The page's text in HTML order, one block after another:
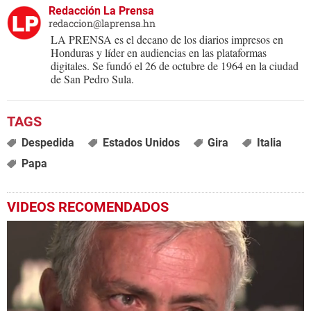
Redacción La Prensa
redaccion@laprensa.hn
LA PRENSA es el decano de los diarios impresos en
Honduras y líder en audiencias en las plataformas
digitales. Se fundó el 26 de octubre de 1964 en la ciudad
de San Pedro Sula.
Despedida Estados Unidos Gira
Italia
Papa
VIDEOS RECOMENDADOS